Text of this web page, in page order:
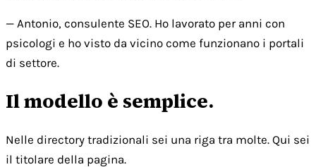
— Antonio, consulente SEO. Ho lavorato per anni con
psicologi e ho visto da vicino come funzionano i portali
di settore.
Il modello è semplice.
Nelle directory tradizionali sei una riga tra molte. Qui sei
il titolare della pagina.